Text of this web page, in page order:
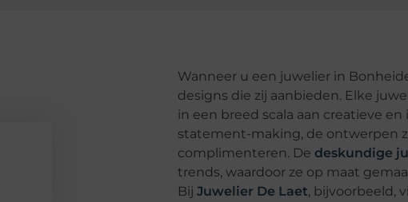
Wanneer u een juwelier in
designs die zij aanbieden. Elke
in een breed scala aan creatieve
statement-making, de ontwerpen
complimenteren. De deskundige
trends, waardoor ze op maat
Bij Juwelier De Laet, bijvoorbeeld,